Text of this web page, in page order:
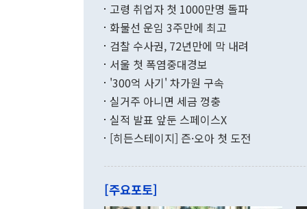
무너졌다고
함께 4자 대
"우리의 선
관은 업무
이 9월 러시
며 월간 기
196.9% 급
수출은
기록했지만
로 전환됐다.
는 배당수입
고령 취업자 첫 1000만명 돌파
화물선 운임 3주만에 최고
검찰 수사권, 72년만에 막 내려
서울 첫 폭염중대경보
'300억 사기' 차가원 구속
실거주 아니면 세금 껑충
실적 발표 앞둔 스페이스X
[히든스테이지] 즌·오아 첫 도전
[주요포토]